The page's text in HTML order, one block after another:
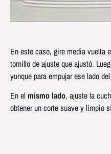
En este caso, gire media vuelta
tornillo de ajuste que ajustó.
yunque para empujar ese lado
En elmismo lado, ajuste la
obtener un corte suave y limpio